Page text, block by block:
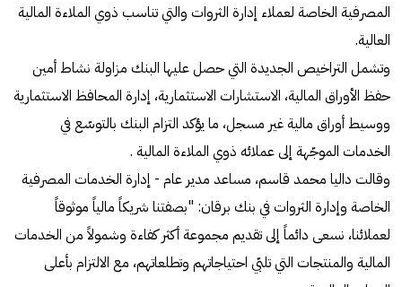
المصرفية الخاصة لعملاء إدارة الثروات والتي تناسب ذوي الملاءة المالية
العالية.
وتشمل التراخيص الجديدة التي حصل عليها البنك مزاولة نشاط أمين
حفظ الأوراق المالية، الاستشارات الاستثمارية، إدارة المحافظ الاستثمارية
ووسيط أوراق مالية غير مسجل، ما يؤكد التزام البنك بالتوسّع في
الخدمات الموجّهة إلى عملائه ذوي الملاءة المالية .
وقالت داليا محمد قاسم، مساعد مدير عام - إدارة الخدمات المصرفية
الخاصة وإدارة الثروات في بنك برقان: "بصفتنا شريكاً مالياً موثوقاً
لعملائنا، نسعى دائماً إلى تقديم مجموعة أكثر كفاءة وشمولاً من الخدمات
المالية والمنتجات التي تلبّي احتياجاتهم وتطلعاتهم، مع الالتزام بأعلى